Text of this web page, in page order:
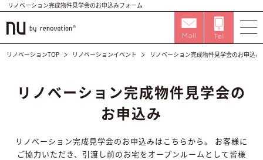
リノベーション完成物件見学会のお申込みフォーム
リノベーションTOP リノベーションイベント リノベーション完成物件見学会のお申込
リノべーション完成物件見学会の
お申込み
リノべーション完成見学会のお申込みはこちらから。 お客様に
ご協力いただき、引渡し前のお宅をオープンルームとして皆様